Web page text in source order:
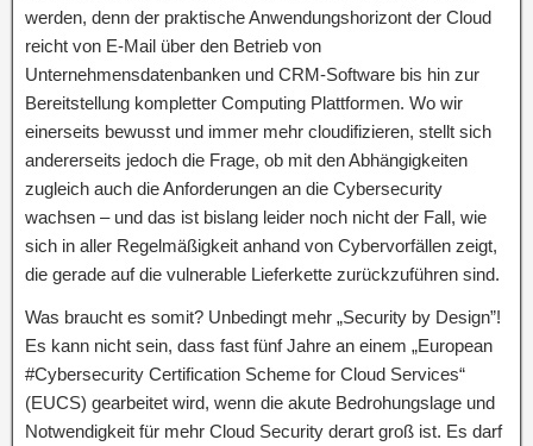
werden, denn der praktische Anwendungshorizont der Cloud
reicht von E-Mail über den Betrieb von
Unternehmensdatenbanken und CRM-Software bis hin zur
Bereitstellung kompletter Computing Plattformen. Wo wir
einerseits bewusst und immer mehr cloudifizieren, stellt sich
andererseits jedoch die Frage, ob mit den Abhängigkeiten
zugleich auch die Anforderungen an die Cybersecurity
wachsen – und das ist bislang leider noch nicht der Fall, wie
sich in aller Regelmäßigkeit anhand von Cybervorfällen zeigt,
die gerade auf die vulnerable Lieferkette zurückzuführen sind.
Was braucht es somit? Unbedingt mehr „Security by Design”!
Es kann nicht sein, dass fast fünf Jahre an einem „European
#Cybersecurity Certification Scheme for Cloud Services“
(EUCS) gearbeitet wird, wenn die akute Bedrohungslage und
Notwendigkeit für mehr Cloud Security derart groß ist. Es darf